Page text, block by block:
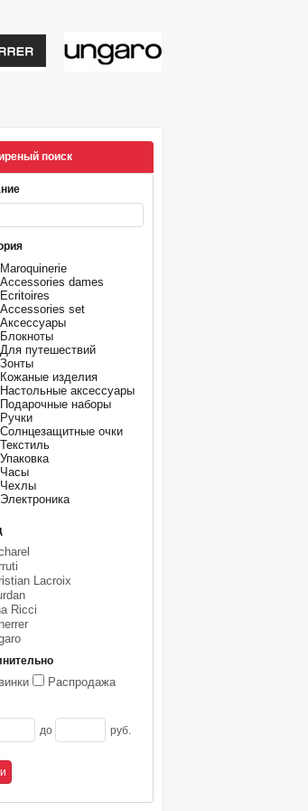
подарки от
поиск
Maroquinerie
Accessories dames
Ecritoires
Accessories set
Аксессуары
Блокноты
Для путешествий
Зонты
Кожаные изделия
Настольные аксессуары
Подарочные наборы
Ручки
Солнцезащитные очки
Текстиль
Упаковка
Часы
Чехлы
Электроника
Lacroix
Ricci
Распродажа
до руб.